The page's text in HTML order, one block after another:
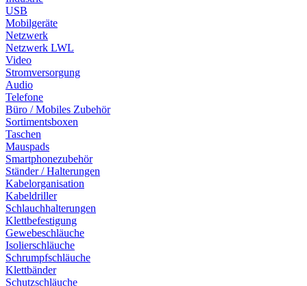
USB
Mobilgeräte
Netzwerk
Netzwerk LWL
Video
Stromversorgung
Audio
Telefone
Büro / Mobiles Zubehör
Sortimentsboxen
Taschen
Mauspads
Smartphonezubehör
Ständer / Halterungen
Kabelorganisation
Kabeldriller
Schlauchhalterungen
Klettbefestigung
Gewebeschläuche
Isolierschläuche
Schrumpfschläuche
Klettbänder
Schutzschläuche